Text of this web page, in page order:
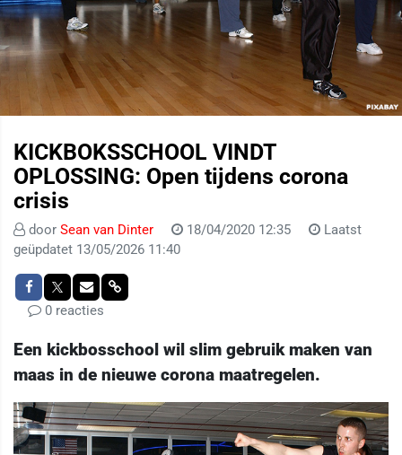
KICKBOKSSCHOOL VINDT
OPLOSSING: Open tijdens corona
crisis
door Sean van Dinter 18/04/2020 12:35
Laatst
geüpdatet 13/05/2026 11:40
0 reacties
Een kickbosschool wil slim gebruik maken van
maas in de nieuwe corona maatregelen.